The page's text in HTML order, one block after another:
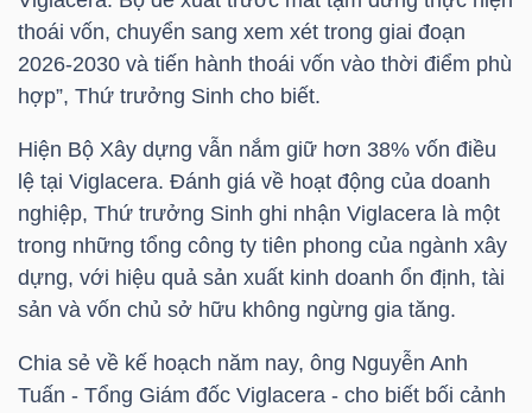
thoái vốn, chuyển sang xem xét trong giai đoạn
2026-2030 và tiến hành thoái vốn vào thời điểm phù
hợp”, Thứ trưởng Sinh cho biết.
Hiện Bộ Xây dựng vẫn nắm giữ hơn 38% vốn điều
lệ tại Viglacera. Đánh giá về hoạt động của doanh
nghiệp, Thứ trưởng Sinh ghi nhận Viglacera là một
trong những tổng công ty tiên phong của ngành xây
dựng, với hiệu quả sản xuất kinh doanh ổn định, tài
sản và vốn chủ sở hữu không ngừng gia tăng.
Chia sẻ về kế hoạch năm nay, ông Nguyễn Anh
Tuấn - Tổng Giám đốc Viglacera - cho biết bối cảnh
VĨ
MÔ
NGÀNH
DOANH
NGHIỆP
CỔ